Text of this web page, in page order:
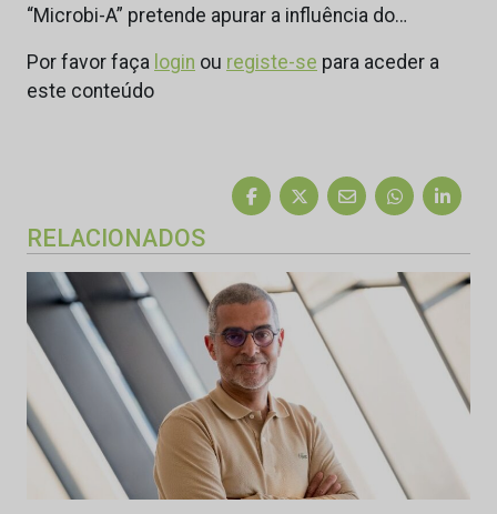
“Microbi-A” pretende apurar a influência do…
Por favor faça login ou registe-se para aceder a
este conteúdo
RELACIONADOS